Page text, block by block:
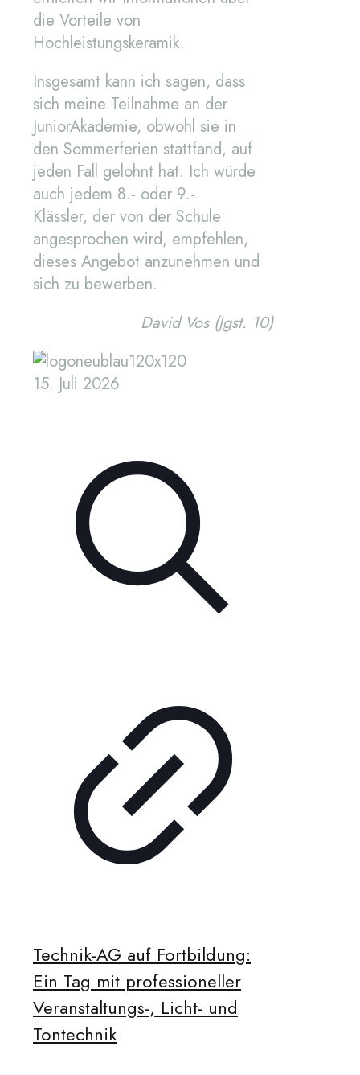
die Vorteile von
Hochleistungskeramik.
Insgesamt kann ich sagen, dass
sich meine Teilnahme an der
JuniorAkademie, obwohl sie in
den Sommerferien stattfand, auf
jeden Fall gelohnt hat. Ich würde
auch jedem 8.- oder 9.-
Klässler, der von der Schule
angesprochen wird, empfehlen,
dieses Angebot anzunehmen und
sich zu bewerben.
David Vos (Jgst. 10)
15. Juli 2026
Technik-AG auf Fortbildung:
Ein Tag mit professioneller
Veranstaltungs-, Licht- und
Tontechnik